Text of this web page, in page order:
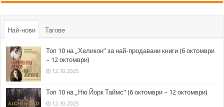
Най-нови Тагове
Топ 10 на „Хеликон” за най-продавани книги (6 октомври
– 12 октомври)
12.10.2025
Топ 10 на „Ню Йорк Таймс” (6 октомври – 12 октомври)
12.10.2025